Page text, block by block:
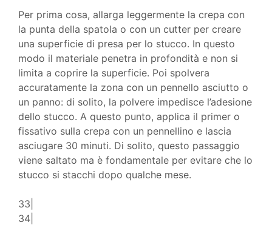
Per prima cosa, allarga leggermente la crepa con
la punta della spatola o con un cutter per creare
una superficie di presa per lo stucco. In questo
modo il materiale penetra in profondità e non si
limita a coprire la superficie. Poi spolvera
accuratamente la zona con un pennello asciutto o
un panno: di solito, la polvere impedisce l’adesione
dello stucco. A questo punto, applica il primer o
fissativo sulla crepa con un pennellino e lascia
asciugare 30 minuti. Di solito, questo passaggio
viene saltato ma è fondamentale per evitare che lo
stucco si stacchi dopo qualche mese.
33|
34|